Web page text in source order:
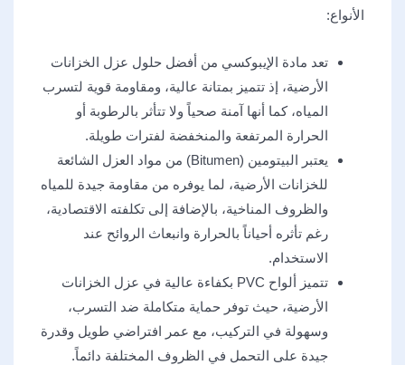
الأنواع:
تعد مادة الإيبوكسي من أفضل حلول عزل الخزانات
الأرضية، إذ تتميز بمتانة عالية، ومقاومة قوية لتسرب
المياه، كما أنها آمنة صحياً ولا تتأثر بالرطوبة أو
الحرارة المرتفعة والمنخفضة لفترات طويلة.
يعتبر البيتومين (Bitumen) من مواد العزل الشائعة
للخزانات الأرضية، لما يوفره من مقاومة جيدة للمياه
والظروف المناخية، بالإضافة إلى تكلفته الاقتصادية،
رغم تأثره أحياناً بالحرارة وانبعاث الروائح عند
الاستخدام.
تتميز ألواح PVC بكفاءة عالية في عزل الخزانات
الأرضية، حيث توفر حماية متكاملة ضد التسرب،
وسهولة في التركيب، مع عمر افتراضي طويل وقدرة
جيدة على التحمل في الظروف المختلفة دائماً.